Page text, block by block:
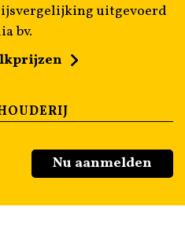
uitgevoerd
bv.
Nu aanmelden